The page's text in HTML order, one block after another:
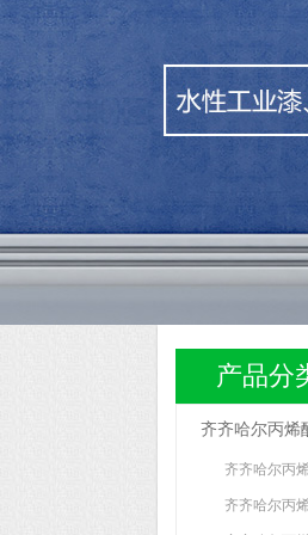
产品分
齐齐哈尔丙烯
齐齐哈尔丙
齐齐哈尔丙